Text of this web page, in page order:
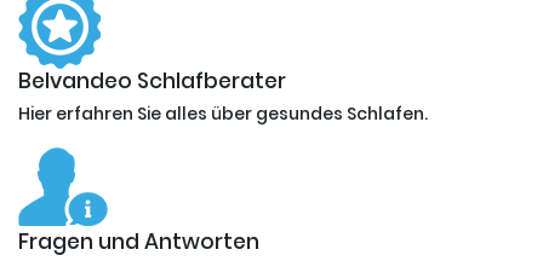
Belvandeo Schlafberater
Hier erfahren Sie alles über gesundes Schlafen.
Fragen und Antworten